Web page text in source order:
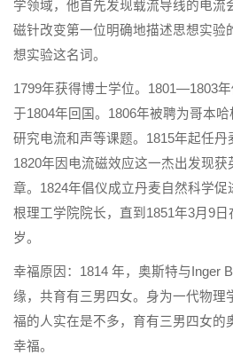
学领域，他首先发现载流导线的电流
磁针改变第一位明确地描述思想实验
想实验这名词。
1799年获得博士学位。1801—1803年
于1804年回国。1806年被聘为哥本哈
研究电流和声等课题。1815年起任丹
1820年因电流磁效应这一杰出发现
章。1824年倡仪成立丹麦自然科学促
根理工学院院长，直到1851年3月9
岁。
幸福原因：1814 年，奥斯特与Inger
缘，共育有三男四女。身为一代物理
福的人实在是不多，育有三男四女的
幸福。